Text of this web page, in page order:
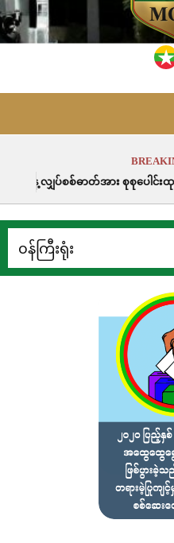
င်းထုတ်လုပ်ခဲ့မှုမှာ (၆၉၉၆၈.၇) မဂ္ဂ
၀န်ကြီးရုံး